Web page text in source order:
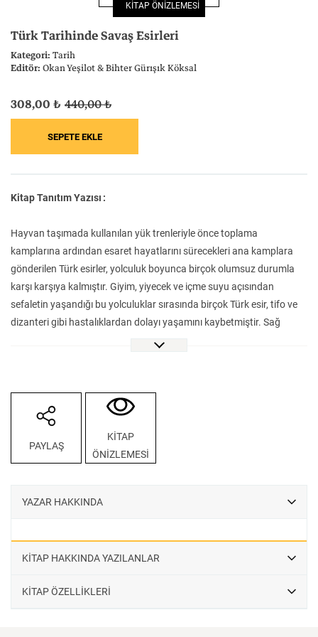
İnsan ve Toplum
Klasik
KİTAP ÖNİZLEMESİ
Türk Tarihinde Savaş Esirleri
Kategori:Tarih
Editör:Okan Yeşilot & Bihter Gürışık Köksal
Kitap Tanıtım Yazısı :
Hayvan taşımada kullanılan yük trenleriyle önce toplama
kamplarına ardından esaret hayatlarını sürecekleri ana kamplara
gönderilen Türk esirler, yolculuk boyunca birçok olumsuz durumla
karşı karşıya kalmıştır. Giyim, yiyecek ve içme suyu açısından
sefaletin yaşandığı bu yolculuklar sırasında birçok Türk esir, tifo ve
dizanteri gibi hastalıklardan dolayı yaşamını kaybetmiştir. Sağ
kalanlar ise gönderildikleri esir kamplarında yaşam mücadelesi
en ağır olduğu toplama kamplarından biridir. “Yılanlı Ada” olarak da
anılan Nargin Adası, susuzluktan kaynaklı pislikten haşerelerin kol
gezdiği, camsız barakaları ve sayıları binleri bulan esir nüfusuyla
insanlık tarihinin kötü anılarından biri olarak tarihteki yerini almıştır.
yok gibidir. Genelde zaferler ve mağlubiyetler ekseninde
tarihyazımı gerçekleştirirken esirler, çoğunlukla göz ardı
308,00 ₺ 440,00 ₺
PAYLAŞ
KİTAP
ÖNİZLEMESİ
YAZAR HAKKINDA
KİTAP HAKKINDA YAZILANLAR
KİTAP ÖZELLİKLERİ